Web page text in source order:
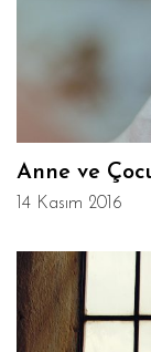
Anne ve
14 Kasım 2016